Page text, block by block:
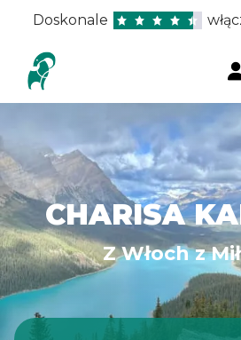
Doskonale
CHARISA
Z Włoch z